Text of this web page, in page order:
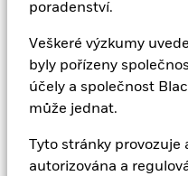
poradenství.
Veškeré výzkumy
byly pořízeny
účely a společnost
může jednat.
Tyto stránky provozuje
autorizována a
e-mailovou adresu
© 2023 BlackRock, Inc.
BLACKROCK,
MY MONEY jsou
BlackRock, Inc. nebo